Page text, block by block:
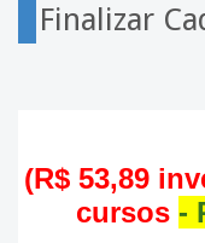
Finalizar
(R$ 53,89
cursos -